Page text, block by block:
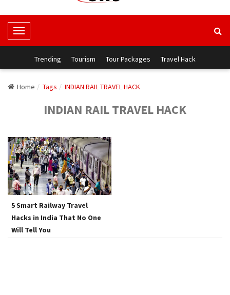
T
o
g
i
g
a
t
i
o
n
Trending Tourism Tour Packages Travel Hack
Home Tags INDIAN RAIL TRAVEL HACK
INDIAN RAIL TRAVEL HACK
5 Smart Railway Travel
Hacks in India That No One
Will Tell You